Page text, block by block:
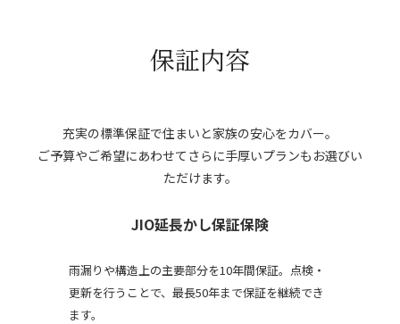
保証内容
充実の標準保証で住まいと家族の安心をカバー。
ご予算やご希望にあわせてさらに手厚いプランもお選びい
ただけます。
JIO延長かし保証保険
雨漏りや構造上の主要部分を10年間保証。点検・
更新を行うことで、最長50年まで保証を継続でき
ます。